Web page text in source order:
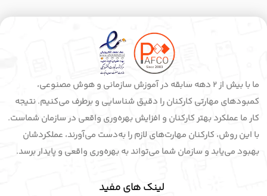
ما با بیش از 2 دهه سابقه در آموزش سازمانی و هوش مصنوعی،
کمبودهای مهارتی کارکنان را دقیق شناسایی و برطرف می‌کنیم. نتیجه
کار ما عملکرد بهتر کارکنان و افزایش بهره‌وری واقعی در سازمان شماست.
با این روش، کارکنان مهارت‌های لازم را به‌دست می‌آورند، عملکردشان
بهبود می‌یابد و سازمان شما می‌تواند به بهره‌وری واقعی و پایدار برسد.
لینک های مفید